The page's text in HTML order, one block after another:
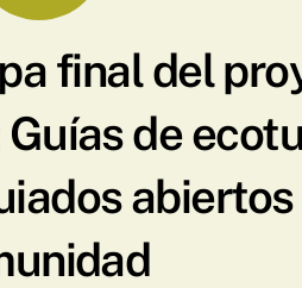
final del
Guías de
abiertos